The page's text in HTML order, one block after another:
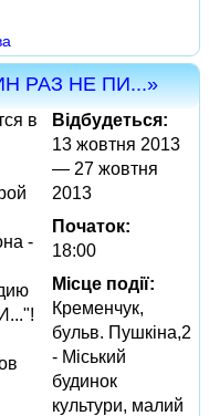
РАЗ НЕ ПИ...»
в
-
Відбудеться:
13 жовтня 2013
— 27 жовтня
2013
Початок:
18:00
Місце події:
Кременчук,
бульв. Пушкіна,2
- Міський
будинок
культури, малий